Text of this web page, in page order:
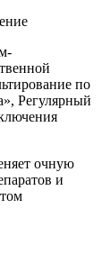
по
Регулярный
очную
и